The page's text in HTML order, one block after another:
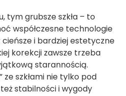
tym grubsze szkła – to
współczesne technologie
i bardziej estetyczne
korekcji zawsze trzeba
starannością.
ze szkłami nie tylko pod
stabilności i wygody